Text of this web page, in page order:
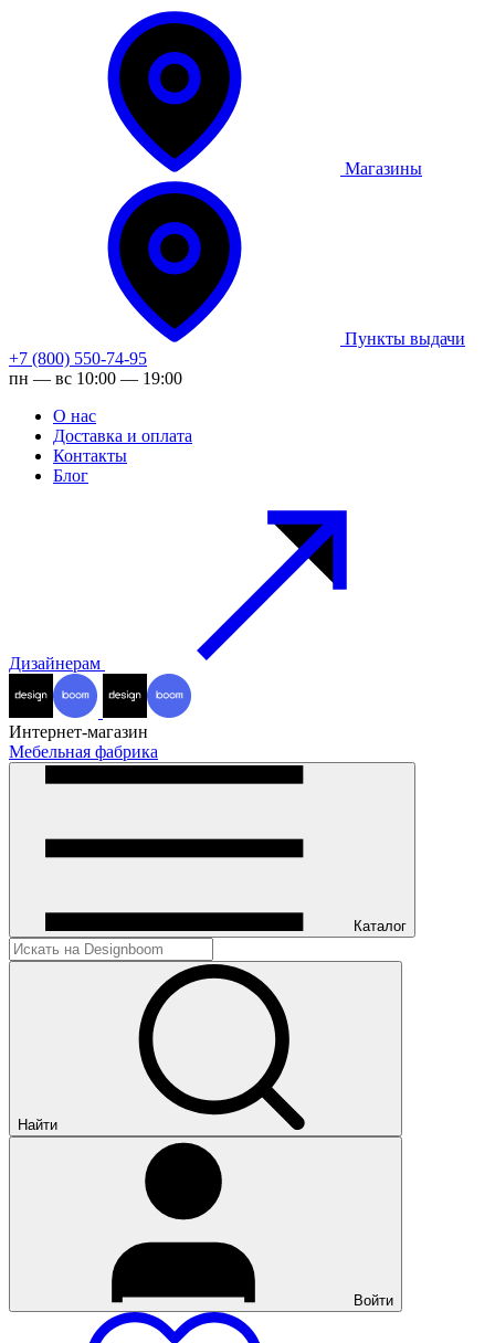
Магазины
Пункты выдачи
+7 (800) 550-74-95
пн — вс 10:00 — 19:00
О нас
Доставка и оплата
Контакты
Блог
Дизайнерам
Интернет-магазин
Мебельная фабрика
Каталог
Найти
Войти